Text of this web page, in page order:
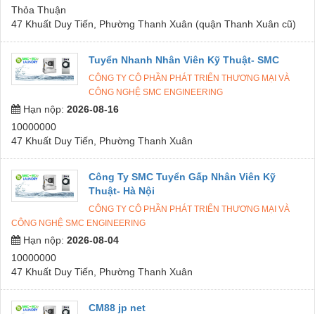
Thỏa Thuận
47 Khuất Duy Tiến, Phường Thanh Xuân (quận Thanh Xuân cũ)
Tuyển Nhanh Nhân Viên Kỹ Thuật- SMC
CÔNG TY CÔ PHẦN PHÁT TRIỂN THƯƠNG MẠI VÀ
CÔNG NGHỆ SMC ENGINEERING
Hạn nộp: 2026-08-16
10000000
47 Khuất Duy Tiến, Phường Thanh Xuân
Công Ty SMC Tuyển Gấp Nhân Viên Kỹ
Thuật- Hà Nội
CÔNG TY CÔ PHẦN PHÁT TRIỂN THƯƠNG MẠI VÀ
CÔNG NGHỆ SMC ENGINEERING
Hạn nộp: 2026-08-04
10000000
47 Khuất Duy Tiến, Phường Thanh Xuân
CM88 jp net